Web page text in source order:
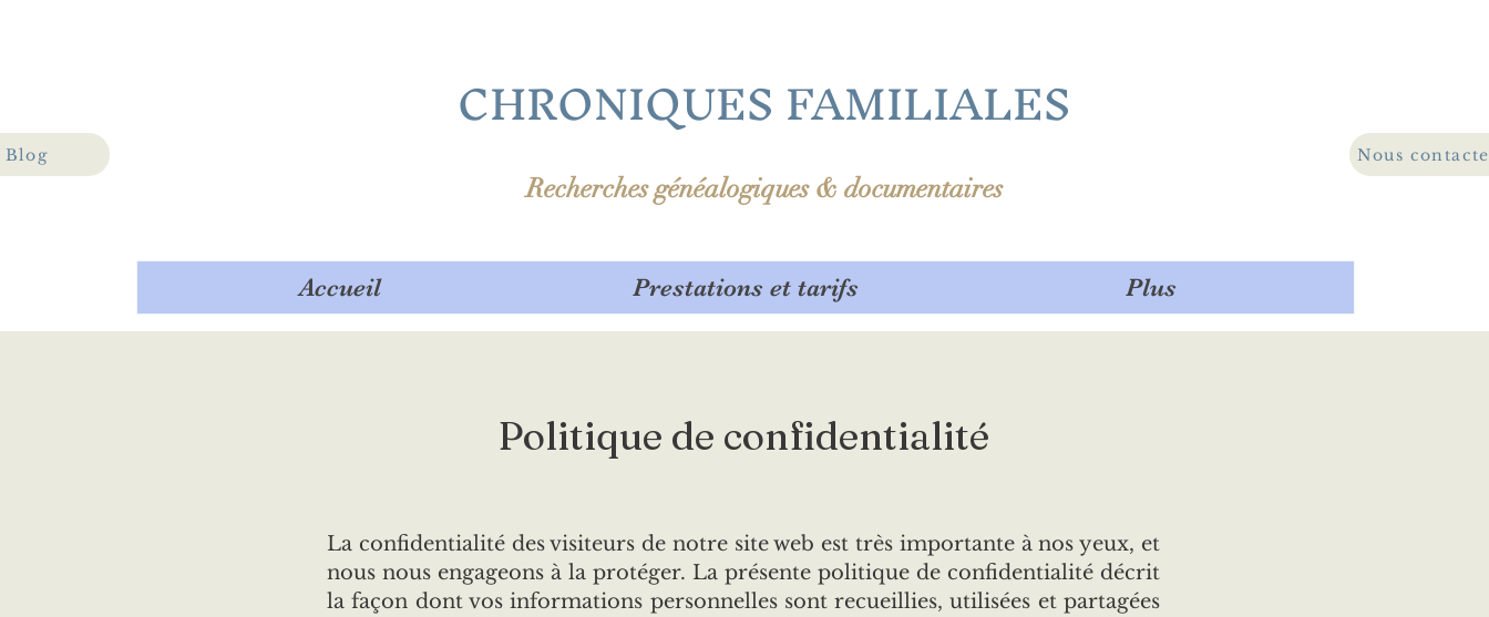
Blog
CHRONIQUES FAMILIALES
Recherches généalogiques & documentaires
Nous
Accueil Prestations et tarifs Plus
Politique de confidentialité
La confidentialité des visiteurs de notre site web est très importante à nos yeux, et
nous nous engageons à la protéger. La présente politique de confidentialité décrit
la façon dont vos informations personnelles sont recueillies, utilisées et partagées